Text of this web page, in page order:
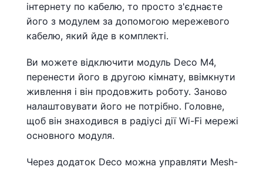
інтернету по кабелю, то просто з'єднаєте
його з модулем за допомогою мережевого
кабелю, який йде в комплекті.
Ви можете відключити модуль Deco M4,
перенести його в другою кімнату, ввімкнути
живлення і він продовжить роботу. Заново
налаштовувати його не потрібно. Головне,
щоб він знаходився в радіусі дії Wi-Fi мережі
основного модуля.
Через додаток Deco можна управляти Mesh-